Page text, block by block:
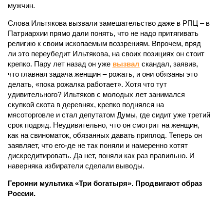
мужчин.
Слова Ильтякова вызвали замешательство даже в РПЦ – в
Патриархии прямо дали понять, что не надо притягивать
религию к своим ископаемым воззрениям. Впрочем, вряд
ли это переубедит Ильтякова, на своих позициях он стоит
крепко. Пару лет назад он уже вызвал скандал, заявив,
что главная задача женщин – рожать, и они обязаны это
делать, «пока рожалка работает». Хотя что тут
удивительного? Ильтяков с молодых лет занимался
скупкой скота в деревнях, крепко поднялся на
мясоторговле и стал депутатом Думы, где сидит уже третий
срок подряд. Неудивительно, что он смотрит на женщин,
как на свиноматок, обязанных давать приплод. Теперь он
заявляет, что его-де не так поняли и намеренно хотят
дискредитировать. Да нет, поняли как раз правильно. И
наверняка избиратели сделали выводы.
Героини мультика «Три богатыря». Продвигают образ
России.